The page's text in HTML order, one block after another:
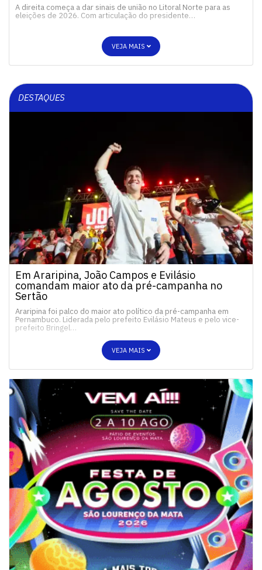
A direita começa a dar sinais de união no Litoral Norte para as
eleições de 2026. Com articulação do presidente…
VEJA MAIS
DESTAQUES
Em Araripina, João Campos e Evilásio
comandam maior ato da pré-campanha no
Sertão
Araripina foi palco do maior ato político da pré-campanha em
Pernambuco. Liderada pelo prefeito Evilásio Mateus e pelo vice-
prefeito Bringel…
VEJA MAIS